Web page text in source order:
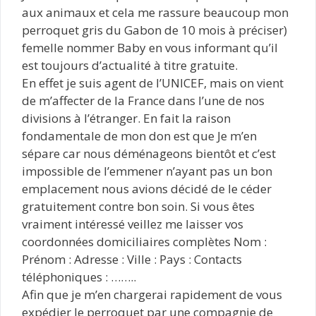
aux animaux et cela me rassure beaucoup mon
perroquet gris du Gabon de 10 mois à préciser)
femelle nommer Baby en vous informant qu’il
est toujours d’actualité à titre gratuite.
En effet je suis agent de l’UNICEF, mais on vient
de m’affecter de la France dans l’une de nos
divisions à l’étranger. En fait la raison
fondamentale de mon don est que Je m’en
sépare car nous déménageons bientôt et c’est
impossible de l’emmener n’ayant pas un bon
emplacement nous avions décidé de le céder
gratuitement contre bon soin. Si vous êtes
vraiment intéressé veillez me laisser vos
coordonnées domiciliaires complètes Nom :
Prénom : Adresse : Ville : Pays : Contacts
téléphoniques : ……..
Afin que je m’en chargerai rapidement de vous
expédier le perroquet par une compagnie de